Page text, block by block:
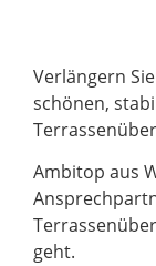
Verlängern
schönen,
Ambitop aus
geht.